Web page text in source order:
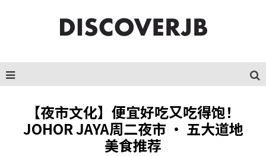
【夜市文化】便宜好吃又吃得饱！
JOHOR JAYA周二夜市 · 五大道地
美食推荐